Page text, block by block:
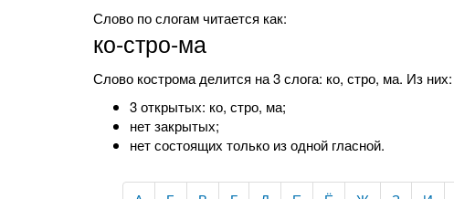
Слово по слогам читается как:
ко-стро-ма
Слово кострома делится на 3 слога: ко, стро, ма. Из них:
3 открытых: ко, стро, ма;
нет закрытых;
нет состоящих только из одной гласной.